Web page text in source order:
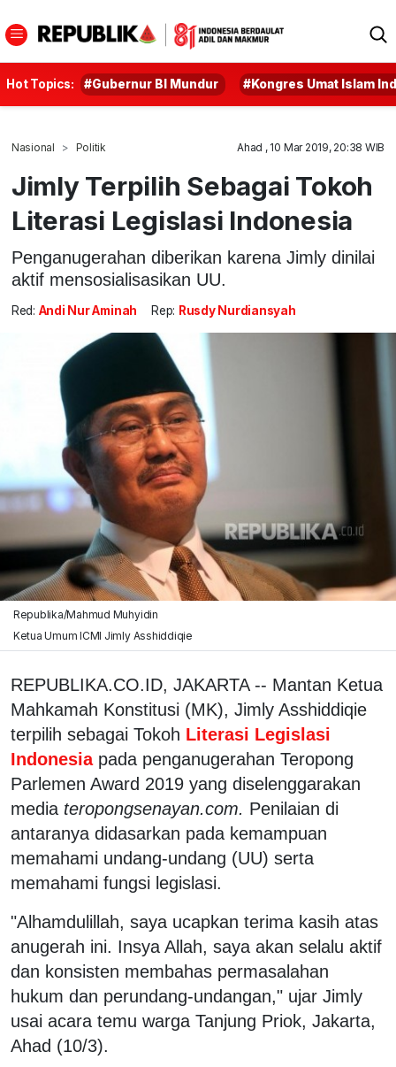
Hot Topics: #Gubernur BI Mundur #Kongres Umat Islam
Nasional Politik Ahad , 10 Mar 2019, 20:38 WIB
Jimly Terpilih Sebagai Tokoh
Literasi Legislasi Indonesia
Penganugerahan diberikan karena Jimly dinilai
aktif mensosialisasikan UU.
Red: Andi Nur Aminah Rep: Rusdy Nurdiansyah
Republika/Mahmud Muhyidin
Ketua Umum ICMI Jimly Asshiddiqie
REPUBLIKA.CO.ID, JAKARTA -- Mantan Ketua
Mahkamah Konstitusi (MK), Jimly Asshiddiqie
terpilih sebagai Tokoh Literasi Legislasi
Indonesia pada penganugerahan Teropong
Parlemen Award 2019 yang diselenggarakan
media teropongsenayan.com. Penilaian di
antaranya didasarkan pada kemampuan
memahami undang-undang (UU) serta
memahami fungsi legislasi.
"Alhamdulillah, saya ucapkan terima kasih atas
anugerah ini. Insya Allah, saya akan selalu aktif
dan konsisten membahas permasalahan
hukum dan perundang-undangan," ujar Jimly
usai acara temu warga Tanjung Priok, Jakarta,
Ahad (10/3).